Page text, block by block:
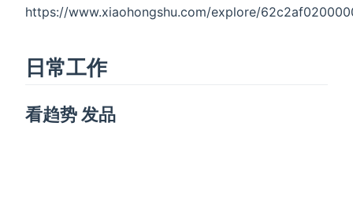
https://www.xiaohongshu.com/explore/
日常工作
看趋势 发品